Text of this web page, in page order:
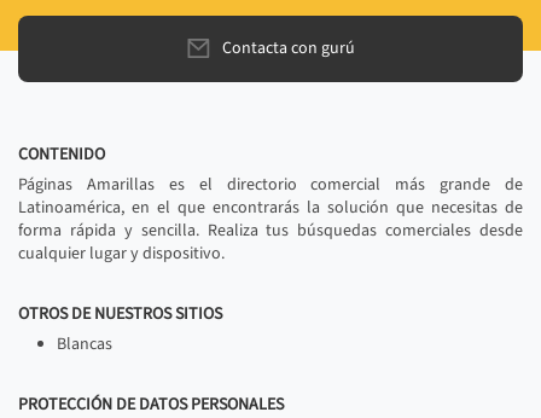
Contacta con gurú
CONTENIDO
Páginas Amarillas es el directorio comercial más grande de
Latinoamérica, en el que encontrarás la solución que necesitas de
forma rápida y sencilla. Realiza tus búsquedas comerciales desde
cualquier lugar y dispositivo.
OTROS DE NUESTROS SITIOS
Blancas
PROTECCIÓN DE DATOS PERSONALES